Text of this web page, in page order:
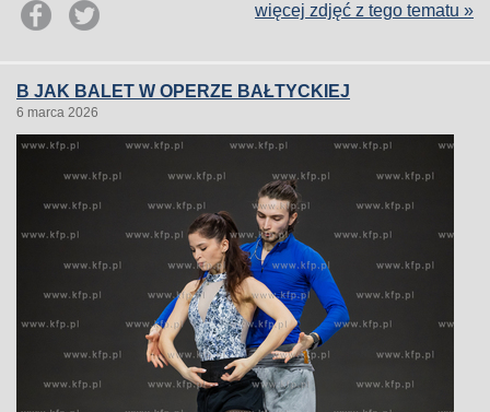
więcej zdjęć z tego tematu »
B JAK BALET W OPERZE BAŁTYCKIEJ
6 marca 2026